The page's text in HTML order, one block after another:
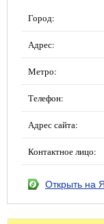
Город:
Адрес:
Метро:
Телефон:
Адрес сайта:
Контактное лицо:
Открыть на